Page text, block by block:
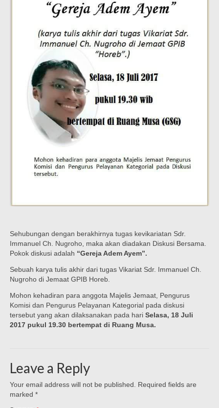
Sehubungan dengan berakhirnya tugas kevikariatan Sdr.
Immanuel Ch. Nugroho, maka akan diadakan Diskusi Bersama.
Pokok diskusi adalah “Gereja Adem Ayem”.
Sebuah karya tulis akhir dari tugas Vikariat Sdr. Immanuel Ch.
Nugroho di Jemaat GPIB Horeb.
Mohon kehadiran para anggota Majelis Jemaat, Pengurus
Komisi dan Pengurus Pelayanan Kategorial pada diskusi
tersebut yang akan dilaksanakan pada hari Selasa, 18 Juli
2017 pukul 19.30 bertempat di Ruang Musa.
Leave a Reply
Your email address will not be published. Required fields are
marked *